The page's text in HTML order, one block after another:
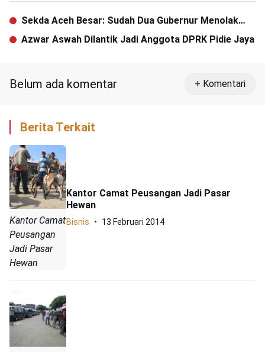
Sekda Aceh Besar: Sudah Dua Gubernur Menolak
Kampus IPDN di Aceh Besar
Azwar Aswah Dilantik Jadi Anggota DPRK Pidie Jaya
Belum ada komentar + Komentari
Berita Terkait
Kantor Camat
Peusangan
Jadi Pasar
Hewan
Kantor Camat Peusangan Jadi Pasar
Hewan
Bisnis 13 Februari 2014